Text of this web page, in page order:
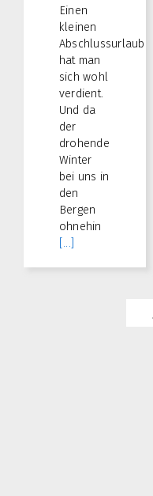
Einen
kleinen
Abschlussurlaub
hat man
sich wohl
verdient.
Und da
der
drohende
Winter
bei uns in
den
Bergen
ohnehin
[...]